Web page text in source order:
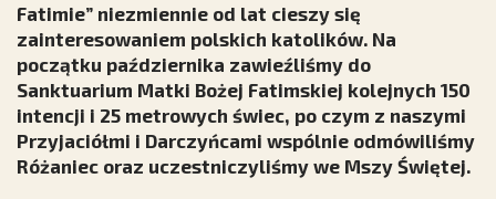
Fatimie” niezmiennie od lat cieszy się
zainteresowaniem polskich katolików. Na
początku października zawieźliśmy do
Sanktuarium Matki Bożej Fatimskiej kolejnych 150
intencji i 25 metrowych świec, po czym z naszymi
Przyjaciółmi i Darczyńcami wspólnie odmówiliśmy
Różaniec oraz uczestniczyliśmy we Mszy Świętej.